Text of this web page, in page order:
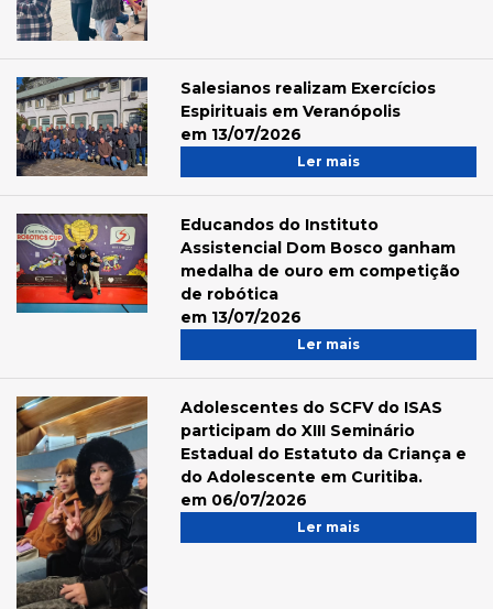
Salesianos realizam Exercícios
Espirituais em Veranópolis
em 13/07/2026
Ler mais
Educandos do Instituto
Assistencial Dom Bosco ganham
medalha de ouro em competição
de robótica
em 13/07/2026
Ler mais
Adolescentes do SCFV do ISAS
participam do XIII Seminário
Estadual do Estatuto da Criança e
do Adolescente em Curitiba.
em 06/07/2026
Ler mais